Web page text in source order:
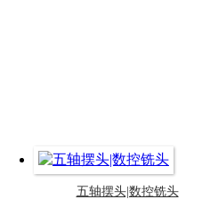
五轴摆头|数控铣头